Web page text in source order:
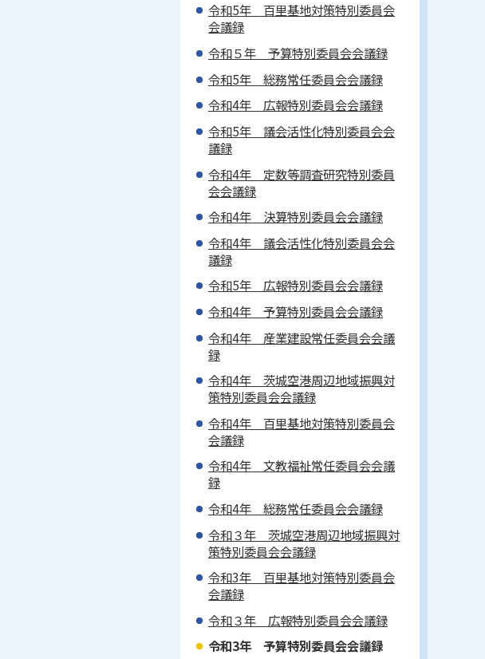
令和5年 百里基地対策特別委員会
会議録
令和５年 予算特別委員会会議録
令和5年 総務常任委員会会議録
令和4年 広報特別委員会会議録
令和5年 議会活性化特別委員会会
議録
令和4年 定数等調査研究特別委員
会会議録
令和4年 決算特別委員会会議録
令和4年 議会活性化特別委員会会
議録
令和5年 広報特別委員会会議録
令和4年 予算特別委員会会議録
令和4年 産業建設常任委員会会議
録
令和4年 茨城空港周辺地域振興対
策特別委員会会議録
令和4年 百里基地対策特別委員会
会議録
令和4年 文教福祉常任委員会会議
録
令和4年 総務常任委員会会議録
令和３年 茨城空港周辺地域振興対
策特別委員会会議録
令和3年 百里基地対策特別委員会
会議録
令和３年 広報特別委員会会議録
令和3年 予算特別委員会会議録